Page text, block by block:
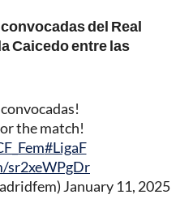
del Real
Caicedo entre las
the match!
#LigaF
sr2xeWPgDr
January 11, 2025